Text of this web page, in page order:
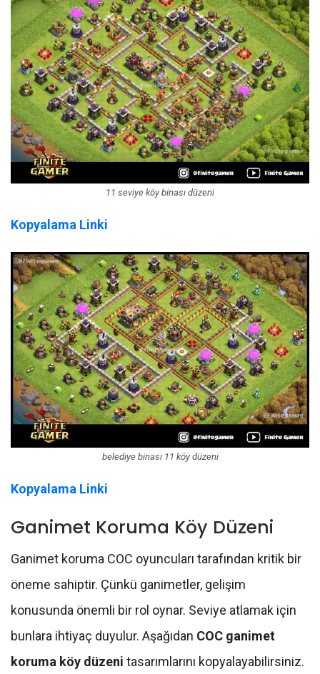
11 seviye köy binası düzeni
Kopyalama Linki
belediye binası 11 köy düzeni
Kopyalama Linki
Ganimet Koruma Köy Düzeni
Ganimet koruma COC oyuncuları tarafından kritik bir
öneme sahiptir. Çünkü ganimetler, gelişim
konusunda önemli bir rol oynar. Seviye atlamak için
bunlara ihtiyaç duyulur. Aşağıdan COC ganimet
koruma köy düzeni tasarımlarını kopyalayabilirsiniz.